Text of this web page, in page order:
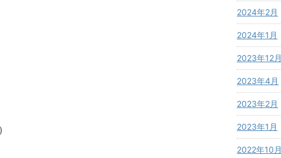
2024年2月
2024年1月
2023年12月
2023年4月
2023年2月
2023年1月
2022年10月